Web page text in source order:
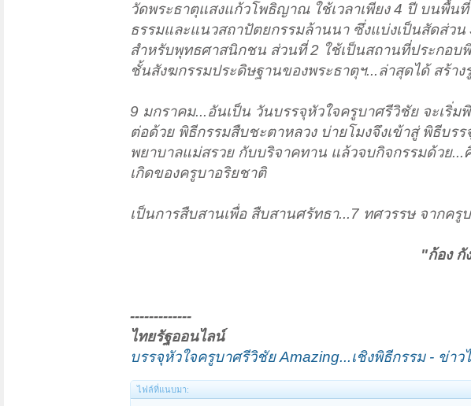
วัดพระธาตุแสงแก้วโพธิญาณ ใช้เวลาเพียง 4 ปี บนพื้น
ธรรมและแนวสถาปัตยกรรมล้านนา ซึ่งแบ่งเป็นสัดส่ว
สำหรับพุทธศาสนิกชน ส่วนที่ 2 ใช้เป็นสถานที่ประกอบ
ชั้นสังฆกรรมประดิษฐานของพระธาตุฯ...ล่าสุดได้ สร้า
9 มกราคม...อันเป็น วันบรรจุหัวใจครูบาศรีวิชัย จะเริ่
ต่อด้วย พิธีกรรมสืบชะตาหลวง บ่ายโมงจึงเข้าสู่ พิธีบร
พยาบาลแม่สรวย กับบริจาคทาน แล้วจบกิจกรรมด้วย
เกิดของครูบาอริยชาติ
เป็นการสืบสานเพื่อ สืบสานศรัทธา...7 ทศวรรษ จากครู
"ก้อง กั
-------------
ไทยรัฐออนไลน์
บรรจุหัวใจครูบาศรีวิชัย Amazing...เชิงพิธีกรรม - ข่าว
ไฟล์ที่แนบมา: